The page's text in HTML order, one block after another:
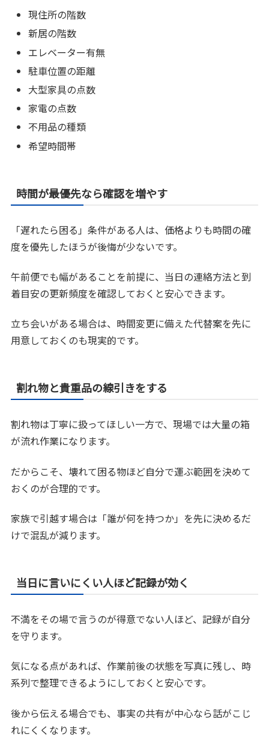
現住所の階数
新居の階数
エレベーター有無
駐車位置の距離
大型家具の点数
家電の点数
不用品の種類
希望時間帯
時間が最優先なら確認を増やす
「遅れたら困る」条件がある人は、価格よりも時間の確
度を優先したほうが後悔が少ないです。
午前便でも幅があることを前提に、当日の連絡方法と到
着目安の更新頻度を確認しておくと安心できます。
立ち会いがある場合は、時間変更に備えた代替案を先に
用意しておくのも現実的です。
割れ物と貴重品の線引きをする
割れ物は丁寧に扱ってほしい一方で、現場では大量の箱
が流れ作業になります。
だからこそ、壊れて困る物ほど自分で運ぶ範囲を決めて
おくのが合理的です。
家族で引越す場合は「誰が何を持つか」を先に決めるだ
けで混乱が減ります。
当日に言いにくい人ほど記録が効く
不満をその場で言うのが得意でない人ほど、記録が自分
を守ります。
気になる点があれば、作業前後の状態を写真に残し、時
系列で整理できるようにしておくと安心です。
後から伝える場合でも、事実の共有が中心なら話がこじ
れにくくなります。